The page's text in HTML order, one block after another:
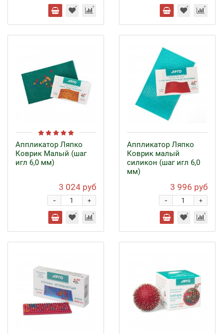
Аппликатор Ляпко
Коврик Малый (шаг
игл 6,0 мм)
3 024 руб
+
-
Аппликатор Ляпко
Коврик малый
силикон (шаг игл 6,0
мм)
3 996 руб
+
-